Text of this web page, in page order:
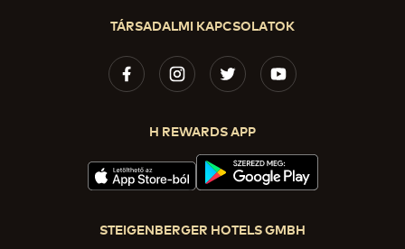
TÁRSADALMI KAPCSOLATOK
H REWARDS APP
STEIGENBERGER HOTELS GMBH